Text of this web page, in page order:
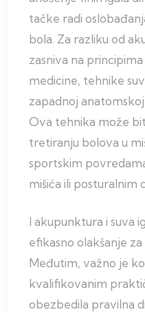
tačke radi
bola. Za razliku od
zasniva na
medicine, tehnike
zapadnoj
Ova tehnika može
tretiranju bolova u
sportskim
mišića ili posturalnim
I akupunktura i suva
efikasno olakšanje
Međutim, važno je
kvalifikovanim
obezbedila pravilna